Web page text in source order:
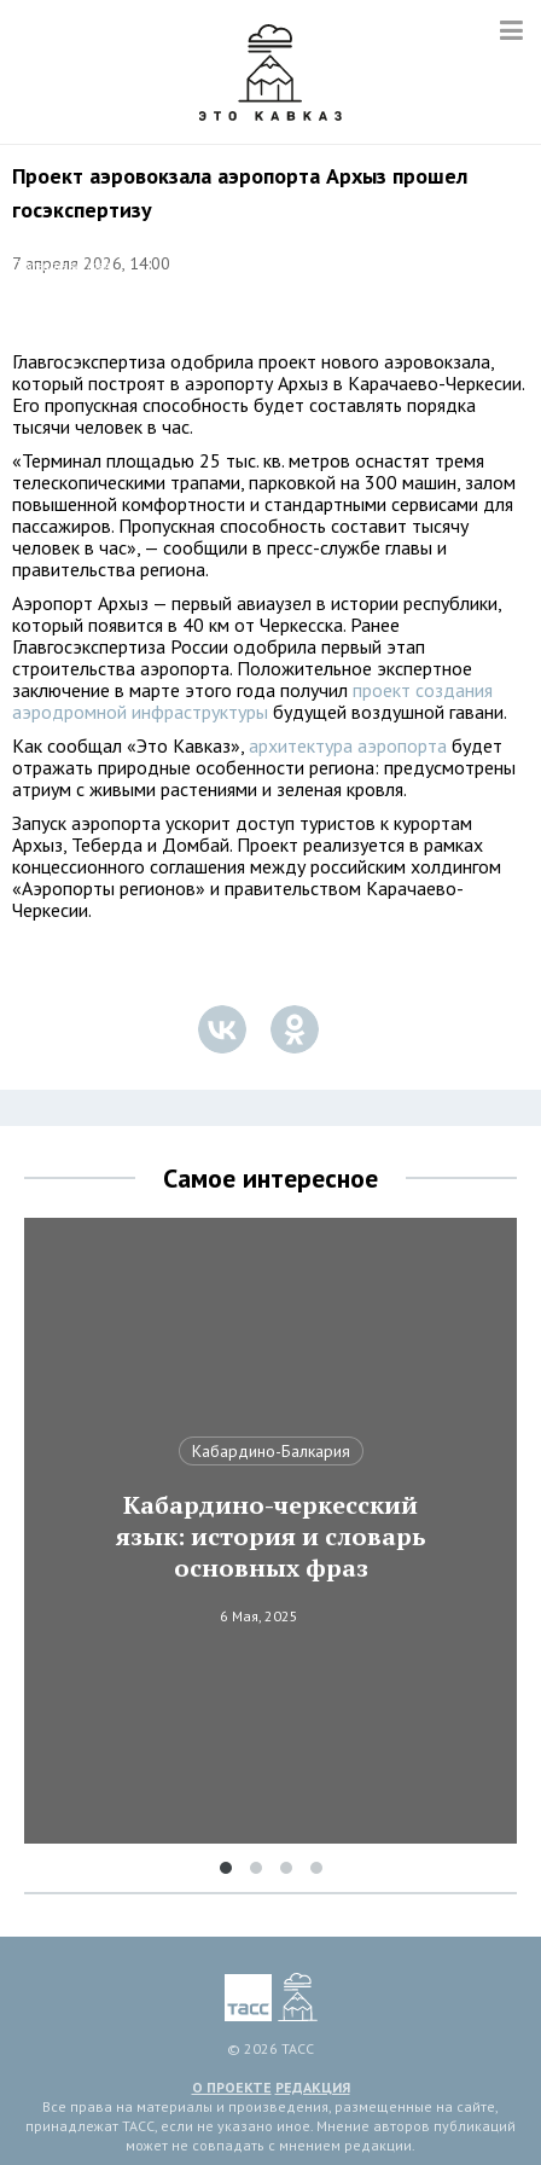
Проект аэровокзала аэропорта Архыз прошел
госэкспертизу
7 апреля 2026, 14:00
Правительства
Главгосэкспертиза одобрила проект нового аэровокзала,
который построят в аэропорту Архыз в Карачаево-Черкесии.
Его пропускная способность будет составлять порядка
тысячи человек в час.
«Терминал площадью 25 тыс. кв. метров оснастят тремя
телескопическими трапами, парковкой на 300 машин, залом
повышенной комфортности и стандартными сервисами для
пассажиров. Пропускная способность составит тысячу
человек в час», — сообщили в пресс-службе главы и
правительства региона.
Аэропорт Архыз — первый авиаузел в истории республики,
который появится в 40 км от Черкесска. Ранее
Главгосэкспертиза России одобрила первый этап
строительства аэропорта. Положительное экспертное
заключение в марте этого года получил проект создания
аэродромной инфраструктуры будущей воздушной гавани.
Как сообщал «Это Кавказ», архитектура аэропорта будет
отражать природные особенности региона: предусмотрены
атриум с живыми растениями и зеленая кровля.
Запуск аэропорта ускорит доступ туристов к курортам
Архыз, Теберда и Домбай. Проект реализуется в рамках
концессионного соглашения между российским холдингом
«Аэропорты регионов» и правительством Карачаево-
Черкесии.
Самое интересное
Кабардино-Балкария
Кабардино-черкесский
язык: история и словарь
основных фраз
6 Мая, 2025
© 2026 ТАСС
О ПРОЕКТЕ РЕДАКЦИЯ
Все права на материалы и произведения, размещенные на сайте,
принадлежат ТАСС, если не указано иное. Мнение авторов публикаций
может не совпадать с мнением редакции.